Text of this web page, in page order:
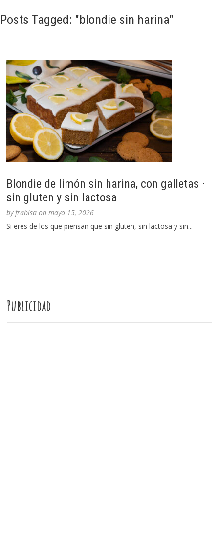
Posts Tagged: "blondie sin harina"
Blondie de limón sin harina, con galletas ·
sin gluten y sin lactosa
byfrabisa onmayo 15, 2026
Si eres de los que piensan que sin gluten, sin lactosa y sin...
Publicidad